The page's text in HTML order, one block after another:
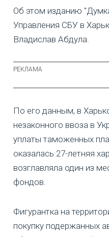
Об этом изданию
Управления СБУ в
Владислав Абдула.
По его данным, в
незаконного ввоза в
уплаты таможенных
оказалась 27-летняя
возглавляла один из
фондов.
Фигурантка на
покупку подержанных